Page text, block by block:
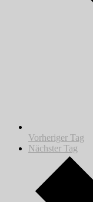
Vorheriger Tag
Nächster Tag